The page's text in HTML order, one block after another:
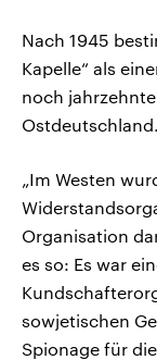
Nach 1945
Kapelle“ als
noch
„Im Westen
Organisation
es so: Es war
sowjetischen
Spionage für